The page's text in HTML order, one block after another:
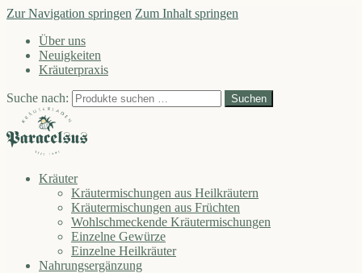
Zur Navigation springen Zum Inhalt springen
Über uns
Neuigkeiten
Kräuterpraxis
Suche nach: Suchen
Kräuter
Kräutermischungen aus Heilkräutern
Kräutermischungen aus Früchten
Wohlschmeckende Kräutermischungen
Einzelne Gewürze
Einzelne Heilkräuter
Nahrungsergänzung